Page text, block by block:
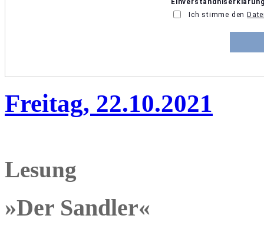
Freitag, 22.10.2021
Lesung
»Der Sandler«